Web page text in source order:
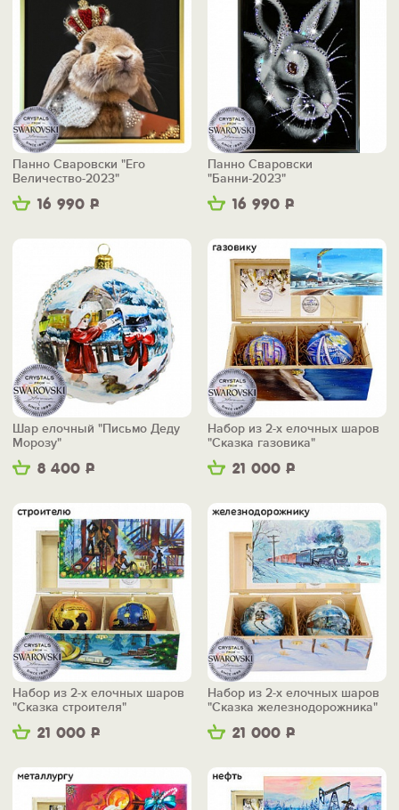
16 990 Р
Панно Сваровски "Его
Величество-2023"
16 990 Р
Панно Сваровски
"Банни-2023"
8 400 Р
Шар елочный "Письмо Деду
Морозу"
21 000 Р
Набор из 2-х елочных шаров
"Сказка газовика"
21 000 Р
Набор из 2-х елочных шаров
"Сказка строителя"
21 000 Р
Набор из 2-х елочных шаров
"Сказка железнодорожника"